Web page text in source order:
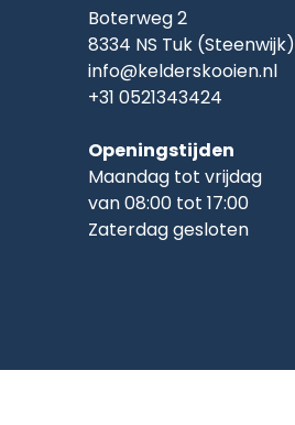
Boterweg 2
8334 NS Tuk (Steenwijk)
info@kelderskooien.nl
+31 0521343424
Openingstijden
Maandag tot vrijdag
van 08:00 tot 17:00
Zaterdag gesloten